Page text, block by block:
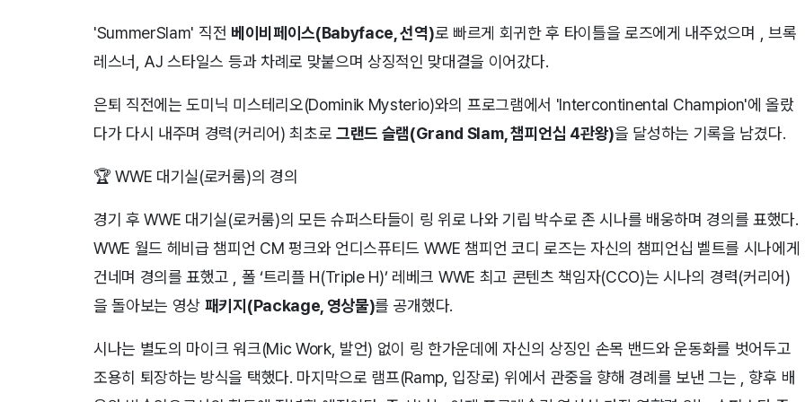
'SummerSlam' 직전 베이비페이스(Babyface, 선역)로 빠르게 회귀한 후 타이틀을 로즈에게 내주었으며 , 브록
레스너, AJ 스타일스 등과 차례로 맞붙으며 상징적인 맞대결을 이어갔다.
은퇴 직전에는 도미닉 미스테리오(Dominik Mysterio)와의 프로그램에서 'Intercontinental Champion'에 올랐
다가 다시 내주며 경력(커리어) 최초로 그랜드 슬램(Grand Slam, 챔피언십 4관왕)을 달성하는 기록을 남겼다.
🏆 WWE 대기실(로커룸)의 경의
경기 후 WWE 대기실(로커룸)의 모든 슈퍼스타들이 링 위로 나와 기립 박수로 존 시나를 배웅하며 경의를 표했다.
WWE 월드 헤비급 챔피언 CM 펑크와 언디스퓨티드 WWE 챔피언 코디 로즈는 자신의 챔피언십 벨트를 시나에게
건네며 경의를 표했고 , 폴 ‘트리플 H(Triple H)’ 레베크 WWE 최고 콘텐츠 책임자(CCO)는 시나의 경력(커리어)
을 돌아보는 영상 패키지(Package, 영상물)를 공개했다.
시나는 별도의 마이크 워크(Mic Work, 발언) 없이 링 한가운데에 자신의 상징인 손목 밴드와 운동화를 벗어두고
조용히 퇴장하는 방식을 택했다. 마지막으로 램프(Ramp, 입장로) 위에서 관중을 향해 경례를 보낸 그는 , 향후 배